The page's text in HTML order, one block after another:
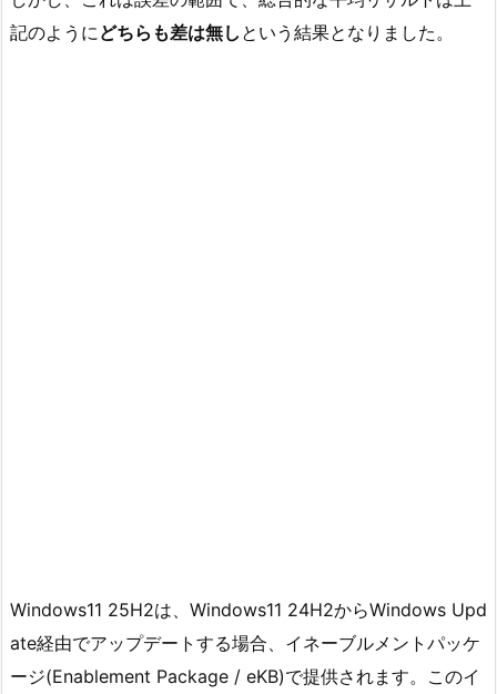
記のようにどちらも差は無し という結果となりました。
Windows11 25H2は、Windows11 24H2からWindows Upd
ate経由でアップデートする場合、イネーブルメントパッケ
ージ(Enablement Package / eKB)で提供されます。このイ